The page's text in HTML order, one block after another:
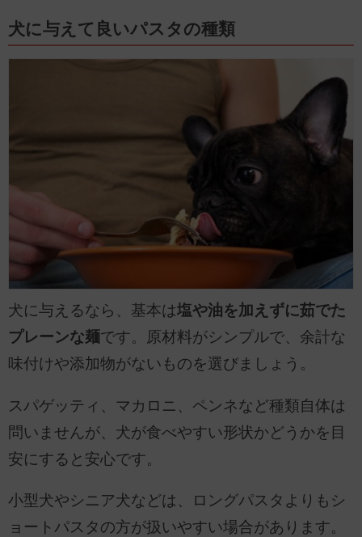
犬に与えて良いパスタの種類
犬に与えるなら、基本は塩や油を加えずに茹でた
プレーンな麺です。原材料がシンプルで、余計な
味付けや添加物がないものを選びましょう。
スパゲッティ、マカロニ、ペンネなど種類自体は
問いませんが、犬が食べやすい形状かどうかを目
安にすると安心です。
小型犬やシニア犬などは、ロングパスタよりもシ
ョートパスタの方が扱いやすい場合があります。